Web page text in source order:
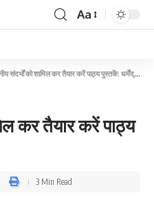
Aa
संदर्भों को शामिल कर तैयार करें पाठ्य पुस्तकें: धर्मेंद्र प्रधान
कर तैयार करें पाठ्य
3 Min Read